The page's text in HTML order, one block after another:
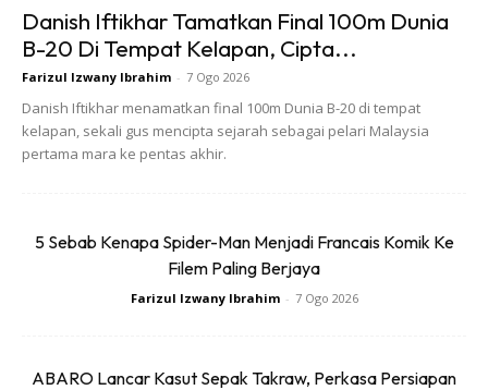
Pada tahun 2019 pula, Mirziyoyev menandatangani arahan
khas bagi memperkasakan program bola sepak
kebangsaan.
Ads
Danish Iftikhar Tamatkan Final 100m Dunia
B-20 Di Tempat Kelapan, Cipta...
Farizul Izwany Ibrahim - 7 Ogo 2026
Danish Iftikhar menamatkan final 100m Dunia B-20 di tempat
kelapan, sekali gus mencipta sejarah sebagai pelari Malaysia
pertama mara ke pentas akhir.
5 Sebab Kenapa Spider-Man Menjadi Francais Komik Ke
Filem Paling Berjaya
Farizul Izwany Ibrahim - 7 Ogo 2026
ABARO Lancar Kasut Sepak Takraw, Perkasa Persiapan